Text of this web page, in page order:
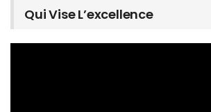
Qui Vise L’excellence